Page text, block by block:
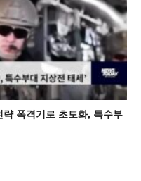
략 폭격기로 초토화, 특수부